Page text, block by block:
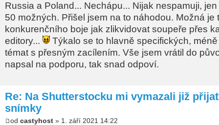
Russia a Poland... Nechápu... Nijak nespamuji,
50 možných. Přišel jsem na to náhodou. Možná je
konkurenčního boje jak zlikvidovat soupeře přes
editory...
Týkalo se to hlavně specifických,
témat s přesným zacílením. Vše jsem vrátil do
napsal na podporu, tak snad odpoví.
Re: Na Shutterstocku mi vymazali již
snímky
od castyhost » 1. září 2021 14:22